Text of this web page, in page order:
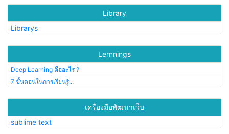
Library
Librarys
Lernnings
Deep Learning คืออะไร ?
7 ขั้นตอนในการเรียนรู้...
เครื่องมือพัฒนาเว็บ
sublime text